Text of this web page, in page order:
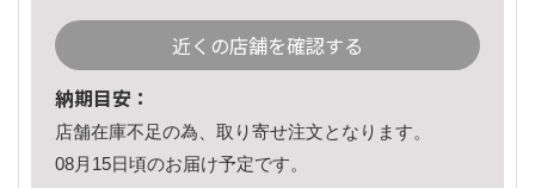
近くの店舗を確認する
納期目安：
店舗在庫不足の為、取り寄せ注文となります。
08月15日頃のお届け予定です。